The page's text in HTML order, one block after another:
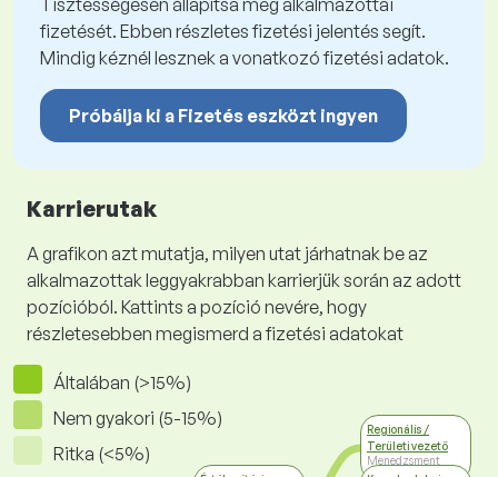
Tisztességesen állapítsa meg alkalmazottai
fizetését. Ebben részletes fizetési jelentés segít.
Mindig kéznél lesznek a vonatkozó fizetési adatok.
Próbálja ki a Fizetés eszközt ingyen
Karrierutak
A grafikon azt mutatja, milyen utat járhatnak be az
alkalmazottak leggyakrabban karrierjük során az adott
pozícióból. Kattints a pozíció nevére, hogy
részletesebben megismerd a fizetési adatokat
Általában (>15%)
Nem gyakori (5-15%)
Ritka (<5%)
Regionális /
Területi vezető
Menedzsment